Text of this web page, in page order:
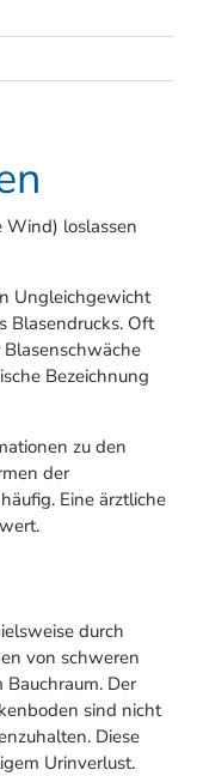
Wind) loslassen
Ungleichgewicht
Blasendrucks. Oft
Bezeichnung
zu den
der
Eine ärztliche
durch
von schweren
Der
sind nicht
Diese
Urinverlust.